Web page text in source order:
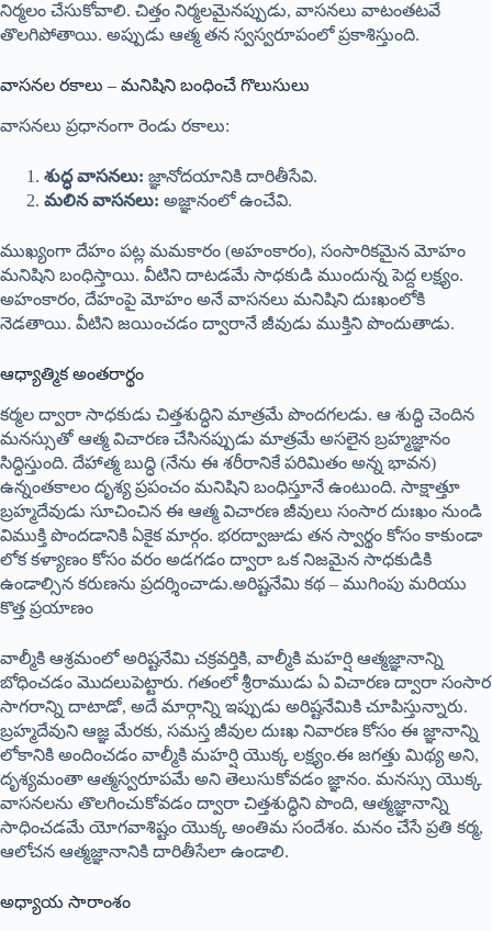
నిర్మలం చేసుకోవాలి. చిత్తం నిర్మలమైనప్పుడు, వాసనలు వాటంతటవే
తొలగిపోతాయి. అప్పుడు ఆత్మ తన స్వస్వరూపంలో ప్రకాశిస్తుంది.
వాసనల రకాలు – మనిషిని బంధించే గొలుసులు
వాసనలు ప్రధానంగా రెండు రకాలు:
శుద్ధ వాసనలు: జ్ఞానోదయానికి దారితీసేవి.
మలిన వాసనలు: అజ్ఞానంలో ఉంచేవి.
ముఖ్యంగా దేహం పట్ల మమకారం (అహంకారం), సంసారికమైన మోహం
మనిషిని బంధిస్తాయి. వీటిని దాటడమే సాధకుడి ముందున్న పెద్ద లక్ష్యం.
అహంకారం, దేహంపై మోహం అనే వాసనలు మనిషిని దుఃఖంలోకి
నెడతాయి. వీటిని జయించడం ద్వారానే జీవుడు ముక్తిని పొందుతాడు.
ఆధ్యాత్మిక అంతరార్థం
కర్మల ద్వారా సాధకుడు చిత్తశుద్ధిని మాత్రమే పొందగలడు. ఆ శుద్ధి చెందిన
మనస్సుతో ఆత్మ విచారణ చేసినప్పుడు మాత్రమే అసలైన బ్రహ్మజ్ఞానం
సిద్ధిస్తుంది. దేహాత్మ బుద్ధి (నేను ఈ శరీరానికే పరిమితం అన్న భావన)
ఉన్నంతకాలం దృశ్య ప్రపంచం మనిషిని బంధిస్తూనే ఉంటుంది. సాక్షాత్తూ
బ్రహ్మదేవుడు సూచించిన ఈ ఆత్మ విచారణ జీవులు సంసార దుఃఖం నుండి
విముక్తి పొందడానికి ఏకైక మార్గం. భరద్వాజుడు తన స్వార్థం కోసం కాకుండా
లోక కళ్యాణం కోసం వరం అడగడం ద్వారా ఒక నిజమైన సాధకుడికి
ఉండాల్సిన కరుణను ప్రదర్శించాడు.అరిష్టనేమి కథ – ముగింపు మరియు
కొత్త ప్రయాణం
వాల్మీకి ఆశ్రమంలో అరిష్టనేమి చక్రవర్తికి, వాల్మీకి మహర్షి ఆత్మజ్ఞానాన్ని
బోధించడం మొదలుపెట్టారు. గతంలో శ్రీరాముడు ఏ విచారణ ద్వారా సంసార
సాగరాన్ని దాటాడో, అదే మార్గాన్ని ఇప్పుడు అరిష్టనేమికి చూపిస్తున్నారు.
బ్రహ్మదేవుని ఆజ్ఞ మేరకు, సమస్త జీవుల దుఃఖ నివారణ కోసం ఈ జ్ఞానాన్ని
లోకానికి అందించడం వాల్మీకి మహర్షి యొక్క లక్ష్యం.ఈ జగత్తు మిథ్య అని,
దృశ్యమంతా ఆత్మస్వరూపమే అని తెలుసుకోవడం జ్ఞానం. మనస్సు యొక్క
వాసనలను తొలగించుకోవడం ద్వారా చిత్తశుద్ధిని పొంది, ఆత్మజ్ఞానాన్ని
సాధించడమే యోగవాశిష్టం యొక్క అంతిమ సందేశం. మనం చేసే ప్రతి కర్మ,
ఆలోచన ఆత్మజ్ఞానానికి దారితీసేలా ఉండాలి.
అధ్యాయ సారాంశం